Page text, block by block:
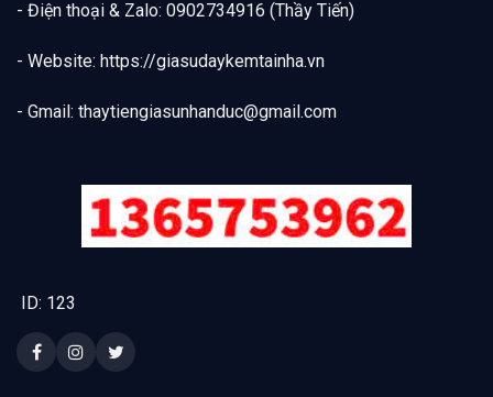
- Điện thoại & Zalo: 0902734916 (Thầy Tiến)
- Website: https://giasudaykemtainha.vn
- Gmail: thaytiengiasunhanduc@gmail.com
ID: 123